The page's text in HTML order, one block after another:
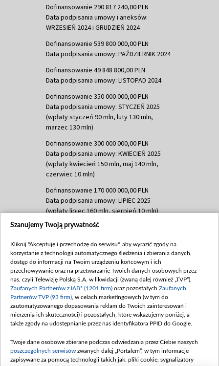
Dofinansowanie 290 817 240,00 PLN
Data podpisania umowy i aneksów:
WRZESIEŃ 2024 i GRUDZIEŃ 2024
Dofinansowanie 539 800 000,00 PLN
Data podpisania umowy: PAŹDZIERNIK 2024
Dofinansowanie 49 848 800,00 PLN
Data podpisania umowy: LISTOPAD 2024
Dofinansowanie 350 000 000,00 PLN
Data podpisania umowy: STYCZEŃ 2025
(wpłaty styczeń 90 mln, luty 130 mln,
marzec 130 mln)
Dofinansowanie 300 000 000,00 PLN
Data podpisania umowy: KWIECIEŃ 2025
(wpłaty kwiecień 150 mln, maj 140 mln,
czerwiec 10 mln)
Dofinansowanie 170 000 000,00 PLN
Data podpisania umowy: LIPIEC 2025
(wpłaty lipiec 160 mln, sierpień 10 mln)
Dofinansowanie 60 000 000,00 PLN
(wpłata wrzesień 60 mln)
Dofinansowanie 635 783 051,21 PLN
Data podpisania umowy: WRZESIEŃ 2025
(wpłata wrzesień 100 mln, październik 350
mln, listopad 265 mln)
Dofinansowanie 48 862 000,00 PLN
Data podpisania umowy: GRUDZIEŃ 2025
Dofinansowanie 900 000 000,00 PLN
Data podpisania umowy: LUTY 2026 (wpłata
Szanujemy Twoją prywatność
Kliknij "Akceptuję i przechodzę do serwisu", aby wyrazić zgody na
korzystanie z technologii automatycznego śledzenia i zbierania danych,
dostęp do informacji na Twoim urządzeniu końcowym i ich
przechowywanie oraz na przetwarzanie Twoich danych osobowych przez
nas, czyli Telewizję Polską S.A. w likwidacji (zwaną dalej również „TVP”),
Zaufanych Partnerów z IAB* (1201 firm) oraz pozostałych Zaufanych
Partnerów TVP (93 firm) , w celach marketingowych (w tym do
zautomatyzowanego dopasowania reklam do Twoich zainteresowań i
mierzenia ich skuteczności) i pozostałych, które wskazujemy poniżej, a
także zgody na udostępnianie przez nas identyfikatora PPID do Google.
Twoje dane osobowe zbierane podczas odwiedzania przez Ciebie naszych
poszczególnych serwisów zwanych dalej „Portalem”, w tym informacje
zapisywane za pomocą technologii takich jak: pliki cookie, sygnalizatory